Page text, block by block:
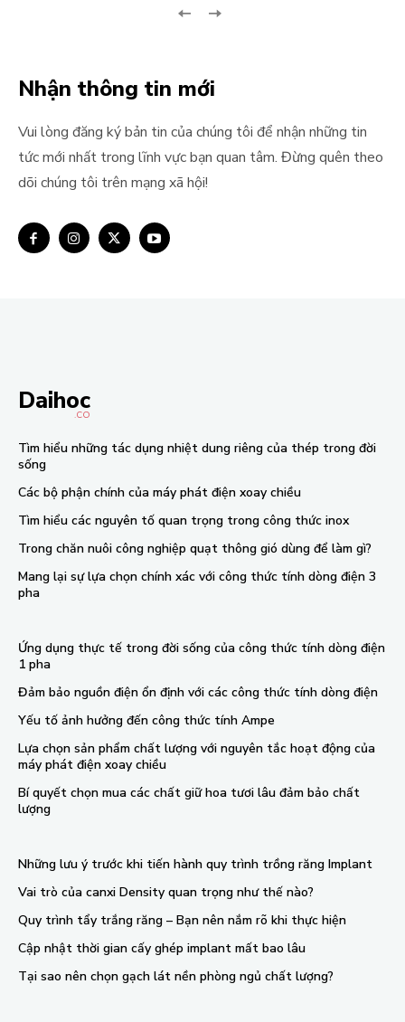
Nhận thông tin mới
Vui lòng đăng ký bản tin của chúng tôi để nhận những tin
tức mới nhất trong lĩnh vực bạn quan tâm. Đừng quên theo
dõi chúng tôi trên mạng xã hội!
Daihoc
.CO
Tìm hiểu những tác dụng nhiệt dung riêng của thép trong đời
sống
Các bộ phận chính của máy phát điện xoay chiều
Tìm hiểu các nguyên tố quan trọng trong công thức inox
Trong chăn nuôi công nghiệp quạt thông gió dùng để làm gì?
Mang lại sự lựa chọn chính xác với công thức tính dòng điện 3
pha
Ứng dụng thực tế trong đời sống của công thức tính dòng điện
1 pha
Đảm bảo nguồn điện ổn định với các công thức tính dòng điện
Yếu tố ảnh hưởng đến công thức tính Ampe
Lựa chọn sản phẩm chất lượng với nguyên tắc hoạt động của
máy phát điện xoay chiều
Bí quyết chọn mua các chất giữ hoa tươi lâu đảm bảo chất
lượng
Những lưu ý trước khi tiến hành quy trình trồng răng Implant
Vai trò của canxi Density quan trọng như thế nào?
Quy trình tẩy trắng răng – Bạn nên nắm rõ khi thực hiện
Cập nhật thời gian cấy ghép implant mất bao lâu
Tại sao nên chọn gạch lát nền phòng ngủ chất lượng?